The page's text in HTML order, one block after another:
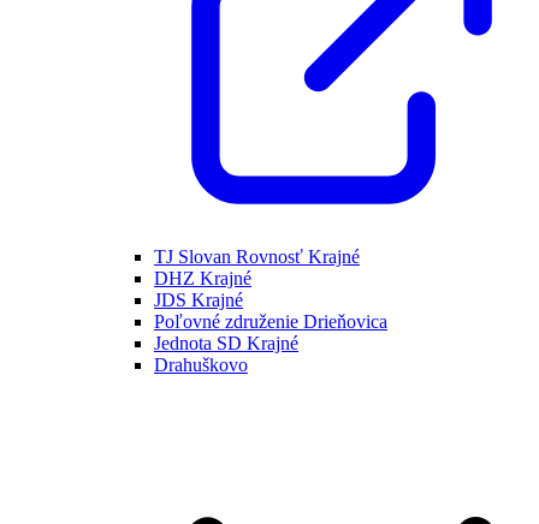
TJ Slovan Rovnosť Krajné
DHZ Krajné
JDS Krajné
Poľovné združenie Drieňovica
Jednota SD Krajné
Drahuškovo